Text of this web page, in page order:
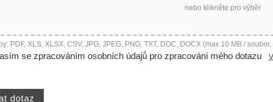
nebo klikněte pro výběr
PDF, XLS, XLSX, CSV, JPG, JPEG, PNG, TXT, DOC, DOCX (max 10 MB /
se zpracováním osobních údajů pro zpracování mého dotazu